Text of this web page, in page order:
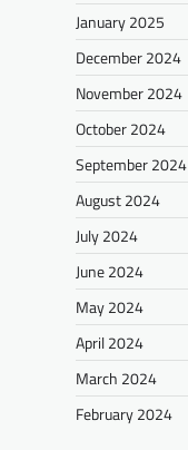
January 2025
December 2024
November 2024
October 2024
September 2024
August 2024
July 2024
June 2024
May 2024
April 2024
March 2024
February 2024